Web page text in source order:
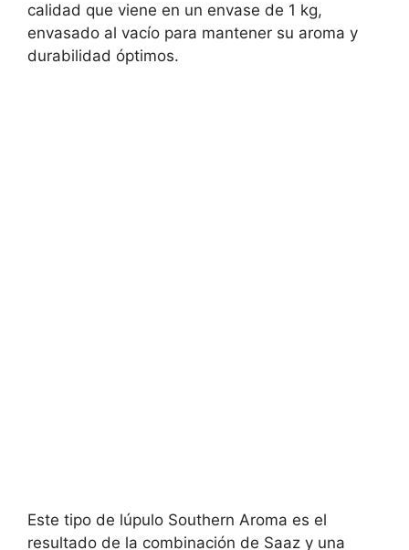
calidad que viene en un envase de 1 kg,
envasado al vacío para mantener su aroma y
durabilidad óptimos.
Este tipo de lúpulo Southern Aroma es el
resultado de la combinación de Saaz y una